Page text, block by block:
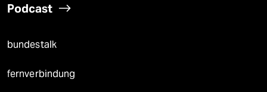
Podcast
bundestalk
fernverbindung